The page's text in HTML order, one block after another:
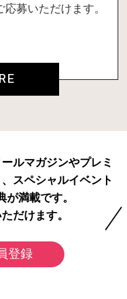
募いただけます。
ルマガジンやプレミ
スペシャルイベント
満載です。
だけます。
登録